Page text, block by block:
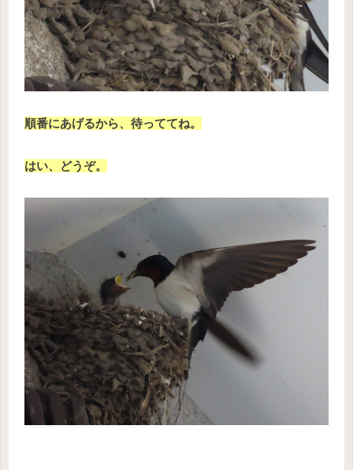
順番にあげるから、待っててね。
はい、どうぞ。